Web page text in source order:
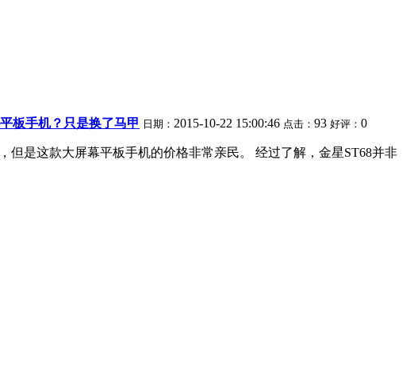
板手机？只是换了马甲 日期： 2015-10-22 15:00:46 点击： 93 好评： 0
是这款大屏幕平板手机的价格非常亲民。 经过了解，金星ST68并非